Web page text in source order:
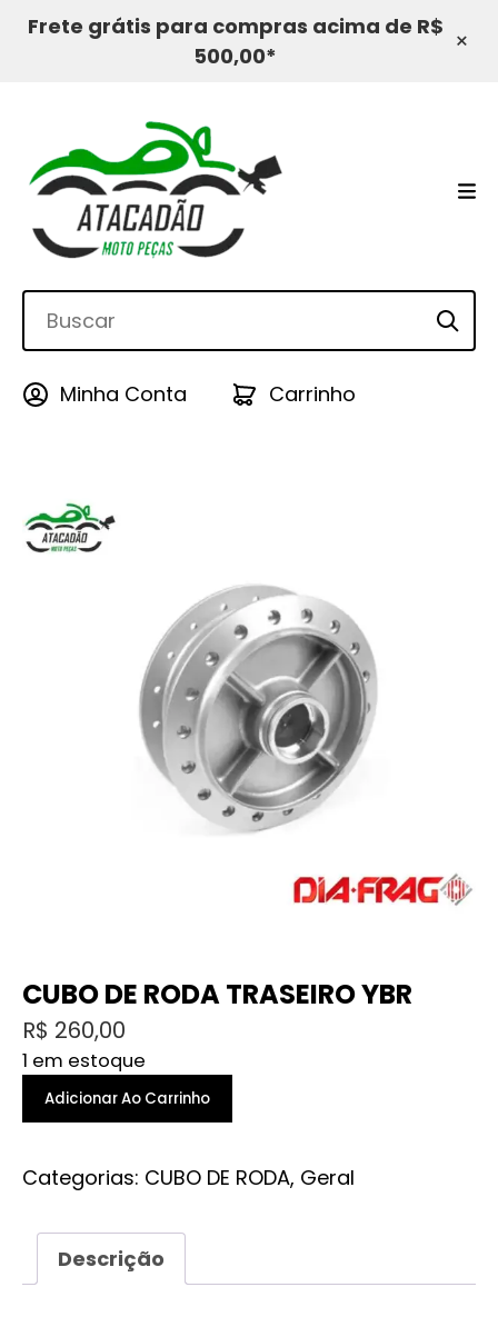
Frete grátis para compras acima de R$
500,00*
×
Minha Conta Carrinho
CUBO DE RODA TRASEIRO YBR
R$ 260,00
1 em estoque
CUBO
DE
TRASEIRO
quantidade
Adicionar Ao Carrinho
Categorias: CUBO DE RODA, Geral
Descrição